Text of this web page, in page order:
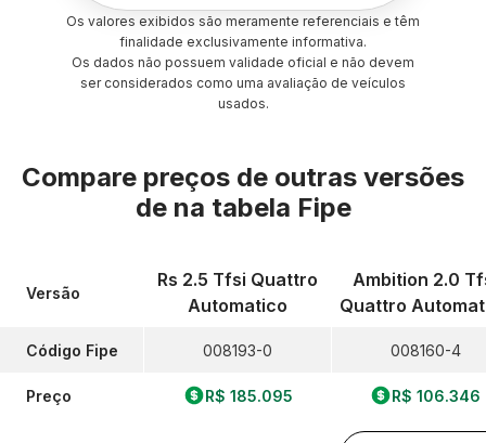
Os valores exibidos são meramente referenciais e têm
finalidade exclusivamente informativa.
Os dados não possuem validade oficial e não devem
ser considerados como uma avaliação de veículos
usados.
Compare preços de outras versões
de na tabela Fipe
Versão
Código Fipe
Preço
Rs 2.5 Tfsi Quattro
Automatico
008193-0
R$ 185.095
Ambition 2.0
Quattro
008160-4
R$ 106.346